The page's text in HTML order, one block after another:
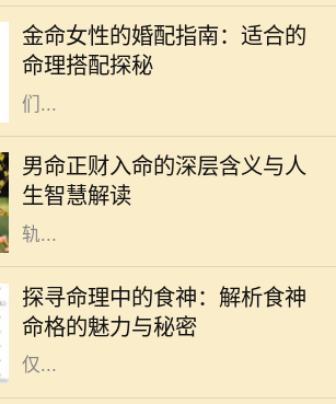
金命女性的婚配指南：适合的
命理搭配探秘
泛用于分析一个人的命运。在这些命
理中，五行是极其重要的概念。金命
女性，象征着坚韧、果敢与智慧，她
们...
男命正财入命的深层含义与人
生智慧解读
在中国传统命理学中，命理的组合和
分析无不与八字密切相关。对于男命
而言，正财的入命，不仅是财富的象
征，更深层次上反映了一个人的人生
轨...
探寻命理中的食神：解析食神
命格的魅力与秘密
在中国传统命理学中，八字命格被认
为是了解一个人命运的绝佳工具。其
中，"食神"作为十神之一，代表了个
人的智慧、创意与生活享受。食神不
仅...